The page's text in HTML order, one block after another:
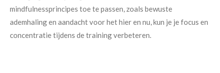
mindfulnessprincipes toe te passen, zoals bewuste
ademhaling en aandacht voor het hier en nu, kun je je focus en
concentratie tijdens de training verbeteren.